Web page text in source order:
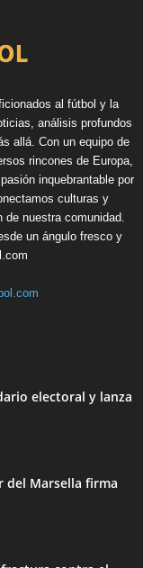
al fútbol y la
análisis profundos
allá. Con un equipo de
rincones de Europa,
inquebrantable por
culturas y
de nuestra comunidad.
un ángulo fresco y
electoral y lanza
del Marsella firma